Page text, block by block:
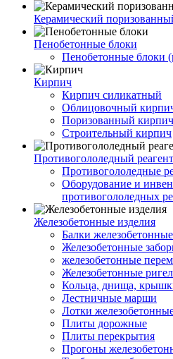
Керамический
Пенобетонные блоки
Пенобетонные блоки
Кирпич
Кирпич силикатный
Облицовочный
Поризованный кирпич
Строительный кирпич
Противогололедный реагент
Противогололедные
Оборудование и
противогололедных
Железобетонные изделия
Балки железобетонные
Железобетонные
железобетонные
Железобетонные
Кольца, днища,
Лестничные марши
Лотки
Плиты дорожные
Плиты перекрытия
Прогоны